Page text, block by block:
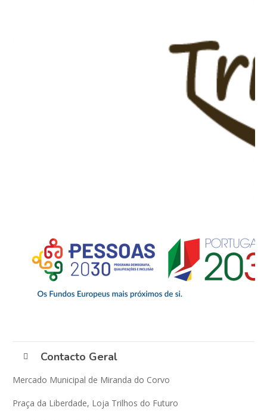
Contacto Geral
Mercado Municipal de Miranda do Corvo
Praça da Liberdade, Loja Trilhos do Futuro